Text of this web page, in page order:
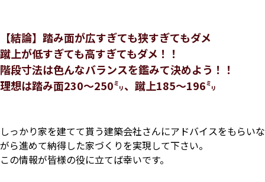
【結論】踏み面が広すぎても狭すぎてもダメ
蹴上が低すぎても高すぎてもダメ！！
階段寸法は色んなバランスを鑑みて決めよう！！
理想は踏み面230～250㍉、蹴上185～196㍉
しっかり家を建てて貰う建築会社さんにアドバイスをもらいな
がら進めて納得した家づくりを実現して下さい。
この情報が皆様の役に立てば幸いです。